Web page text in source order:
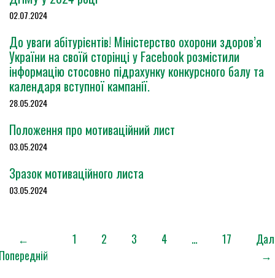
02.07.2024
До уваги абітурієнтів! Міністерство охорони здоров’я
України на своїй сторінці у Facebook розмістили
інформацію стосовно підрахунку конкурсного балу та
календаря вступної кампанії.
28.05.2024
Положення про мотиваційний лист
03.05.2024
Зразок мотиваційного листа
03.05.2024
←
1 2 3 4 … 17
→